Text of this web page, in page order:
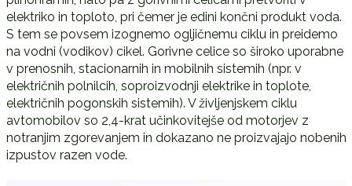
elektriko in toploto, pri čemer je edini končni produkt voda.
S tem se povsem izognemo ogljičnemu ciklu in preidemo
na vodni (vodikov) cikel. Gorivne celice so široko uporabne
v prenosnih, stacionarnih in mobilnih sistemih (npr. v
električnih polnilcih, soproizvodnji elektrike in toplote,
električnih pogonskih sistemih). V življenjskem ciklu
avtomobilov so 2,4-krat učinkovitejše od motorjev z
notranjim zgorevanjem in dokazano ne proizvajajo nobenih
izpustov razen vode.